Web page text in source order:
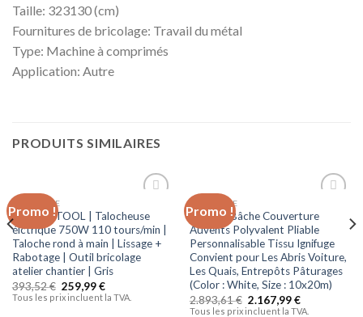
Taille: 323130 (cm)
Fournitures de bricolage: Travail du métal
Type: Machine à comprimés
Application: Autre
PRODUITS SIMILAIRES
Promo !
à la liste
d’envies
BRICOLAGE
POWER TOOL | Talocheuse
élctrique 750W 110 tours/min |
Taloche rond à main | Lissage +
Rabotage | Outil bricolage
atelier chantier | Gris
393,52€ 259,99€
Tous les prix incluent la TVA.
Promo !
à la liste
d’envies
BRICOLAGE
ZWYSL Bâche Couverture
Auvents Polyvalent Pliable
Personnalisable Tissu Ignifuge
Convient pour Les Abris Voiture,
Les Quais, Entrepôts Pâturages
(Color : White, Size : 10x20m)
2.893,61€ 2.167,99€
Tous les prix incluent la TVA.